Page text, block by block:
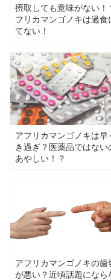
摂取しても意味がない！
フリカマンゴノキは過食
てない！
アフリカマンゴノキは早
き過ぎ？医薬品ではない
あやしい！？
アフリカマンゴノキの歯
が悪い？近頃話題になら